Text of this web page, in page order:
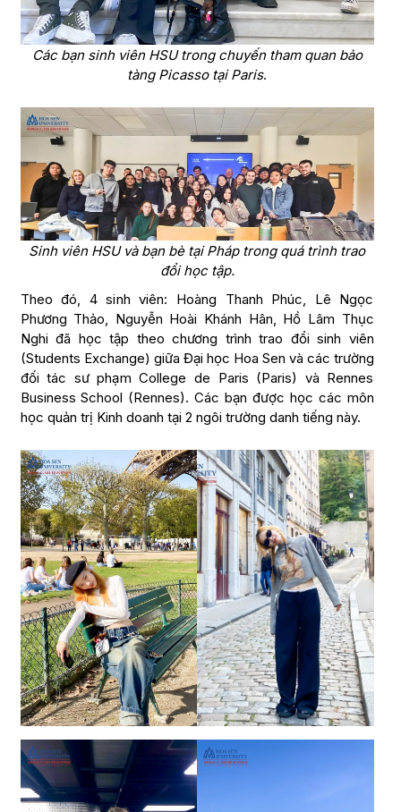
Các bạn sinh viên HSU trong chuyến tham quan bảo
tàng Picasso tại Paris.
Sinh viên HSU và bạn bè tại Pháp trong quá trình trao
đổi học tập.
Theo đó, 4 sinh viên: Hoàng Thanh Phúc, Lê Ngọc
Phương Thảo, Nguyễn Hoài Khánh Hân, Hồ Lâm Thục
Nghi đã học tập theo chương trình trao đổi sinh viên
(Students Exchange) giữa Đại học Hoa Sen và các trường
đối tác sư phạm College de Paris (Paris) và Rennes
Business School (Rennes). Các bạn được học các môn
học quản trị Kinh doanh tại 2 ngôi trường danh tiếng này.